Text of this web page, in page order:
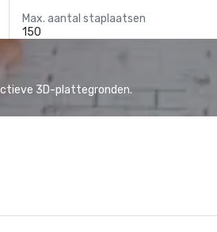
Max. aantal staplaatsen
150
3D-plattegronden.